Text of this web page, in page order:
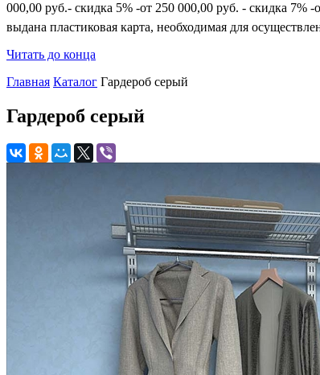
000,00 руб.- скидка 5% -от 250 000,00 руб. - скидка 7%
выдана пластиковая карта, необходимая для
Читать до конца
Главная Каталог Гардероб серый
Гардероб серый